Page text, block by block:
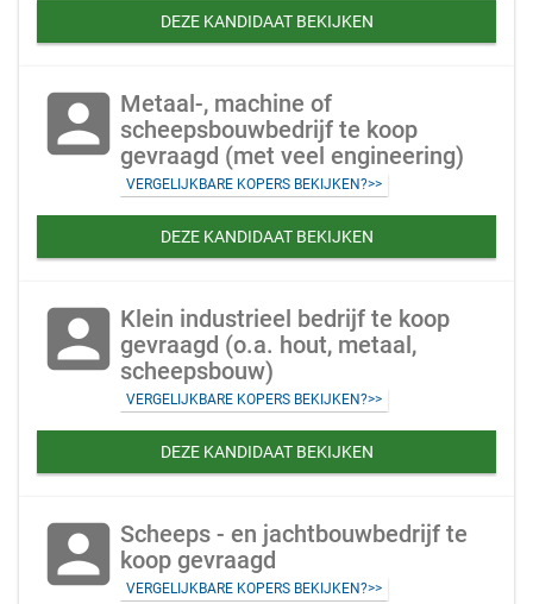
DEZE KANDIDAAT BEKIJKEN
account_box Metaal-, machine of
scheepsbouwbedrijf te koop
gevraagd (met veel engineering)
VERGELIJKBARE KOPERS BEKIJKEN?>>
DEZE KANDIDAAT BEKIJKEN
account_box Klein industrieel bedrijf te koop
gevraagd (o.a. hout, metaal,
scheepsbouw)
VERGELIJKBARE KOPERS BEKIJKEN?>>
DEZE KANDIDAAT BEKIJKEN
account_box Scheeps - en jachtbouwbedrijf te
koop gevraagd
VERGELIJKBARE KOPERS BEKIJKEN?>>